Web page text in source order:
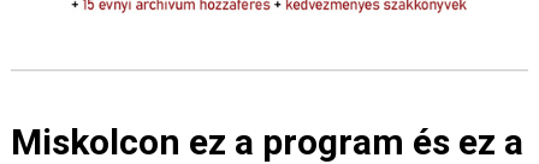
Miskolcon ez a program és ez a